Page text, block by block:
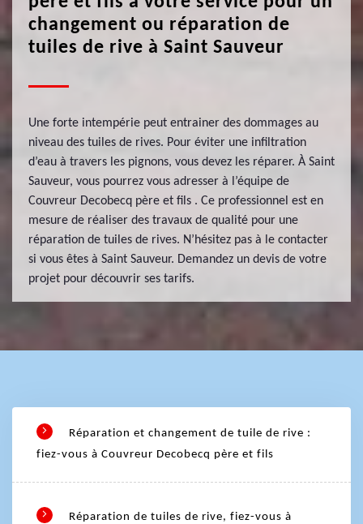
changement ou réparation de
tuiles de rive à Saint Sauveur
Une forte intempérie peut entrainer des dommages au
niveau des tuiles de rives. Pour éviter une infiltration
d’eau à travers les pignons, vous devez les réparer. À Saint
Sauveur, vous pourrez vous adresser à l’équipe de
Couvreur Decobecq père et fils . Ce professionnel est en
mesure de réaliser des travaux de qualité pour une
réparation de tuiles de rives. N’hésitez pas à le contacter
si vous êtes à Saint Sauveur. Demandez un devis de votre
projet pour découvrir ses tarifs.
Réparation et changement de tuile de rive :
fiez-vous à Couvreur Decobecq père et fils
Réparation de tuiles de rive, fiez-vous à